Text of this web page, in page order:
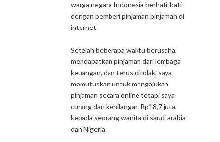
warga negara Indonesia berhati-hati
dengan pemberi pinjaman pinjaman di
internet
Setelah beberapa waktu berusaha
mendapatkan pinjaman dari lembaga
keuangan, dan terus ditolak, saya
memutuskan untuk mengajukan
pinjaman secara online tetapi saya
curang dan kehilangan Rp18,7 juta,
kepada seorang wanita di saudi arabia
dan Nigeria.